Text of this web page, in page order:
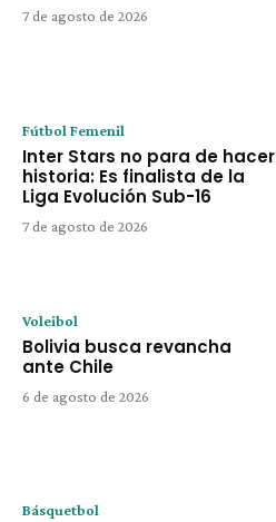
7 de agosto de 2026
Fútbol Femenil
Inter Stars no para de hacer
historia: Es finalista de la
Liga Evolución Sub-16
7 de agosto de 2026
Voleibol
Bolivia busca revancha
ante Chile
6 de agosto de 2026
Básquetbol